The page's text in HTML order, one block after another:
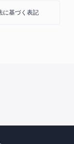
に基づく表記